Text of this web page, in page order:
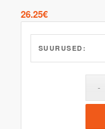
26.25€
SUURUSED: